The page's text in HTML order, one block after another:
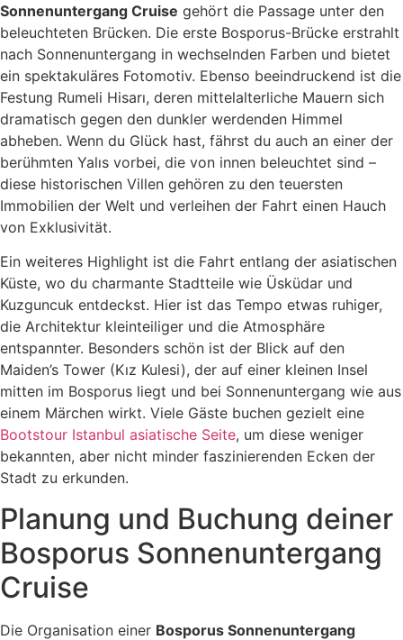
Sonnenuntergang Cruise gehört die Passage unter den
beleuchteten Brücken. Die erste Bosporus-Brücke erstrahlt
nach Sonnenuntergang in wechselnden Farben und bietet
ein spektakuläres Fotomotiv. Ebenso beeindruckend ist die
Festung Rumeli Hisarı, deren mittelalterliche Mauern sich
dramatisch gegen den dunkler werdenden Himmel
abheben. Wenn du Glück hast, fährst du auch an einer der
berühmten Yalıs vorbei, die von innen beleuchtet sind –
diese historischen Villen gehören zu den teuersten
Immobilien der Welt und verleihen der Fahrt einen Hauch
von Exklusivität.
Ein weiteres Highlight ist die Fahrt entlang der asiatischen
Küste, wo du charmante Stadtteile wie Üsküdar und
Kuzguncuk entdeckst. Hier ist das Tempo etwas ruhiger,
die Architektur kleinteiliger und die Atmosphäre
entspannter. Besonders schön ist der Blick auf den
Maiden’s Tower (Kız Kulesi), der auf einer kleinen Insel
mitten im Bosporus liegt und bei Sonnenuntergang wie aus
einem Märchen wirkt. Viele Gäste buchen gezielt eine
Bootstour Istanbul asiatische Seite, um diese weniger
bekannten, aber nicht minder faszinierenden Ecken der
Stadt zu erkunden.
Planung und Buchung deiner
Bosporus Sonnenuntergang
Cruise
Die Organisation einer Bosporus Sonnenuntergang